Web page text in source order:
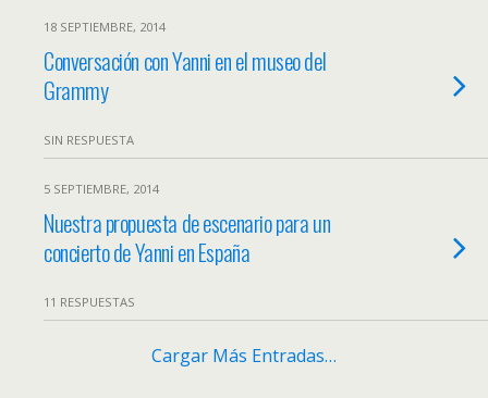
18 SEPTIEMBRE, 2014
Conversación con Yanni en el museo del
Grammy
SIN RESPUESTA
5 SEPTIEMBRE, 2014
Nuestra propuesta de escenario para un
concierto de Yanni en España
11 RESPUESTAS
Cargar Más Entradas…